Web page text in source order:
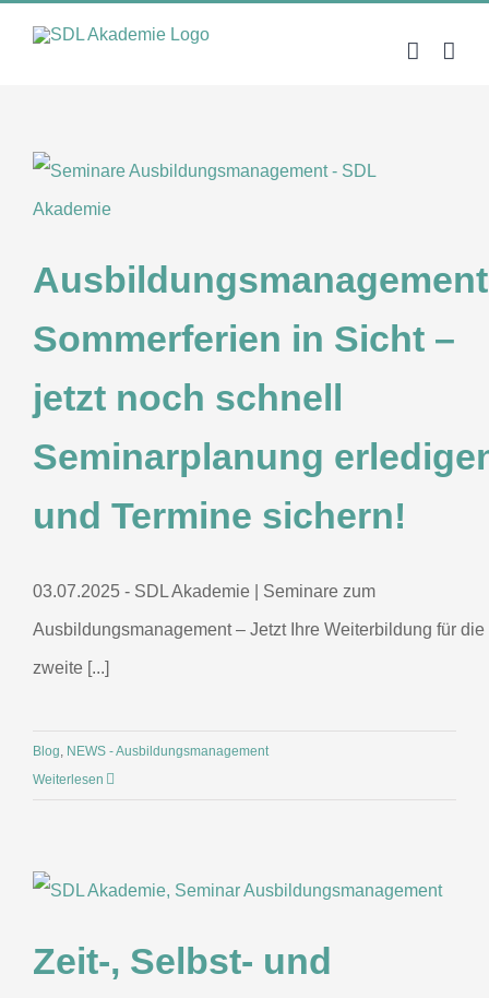
Sommerferien in Sicht –
jetzt noch schnell
Seminarplanung
und Termine sichern!
03.07.2025 - SDL Akademie | Seminare zum
Ausbildungsmanagement – Jetzt Ihre Weiterbildung für die
zweite [...]
Blog, NEWS - Ausbildungsmanagement
Weiterlesen
Zeit-, Selbst- und